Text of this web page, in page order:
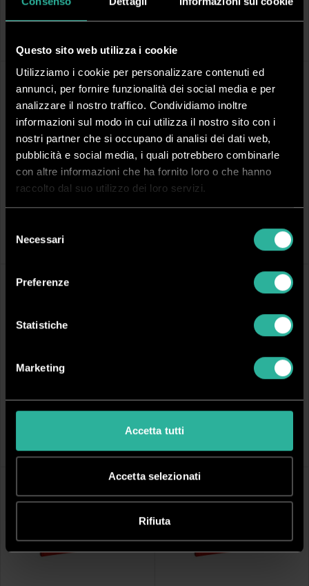
Questo sito web utilizza i cookie
Utilizziamo i cookie per personalizzare contenuti ed
annunci, per fornire funzionalità dei social media e per
analizzare il nostro traffico. Condividiamo inoltre
informazioni sul modo in cui utilizza il nostro sito con i
nostri partner che si occupano di analisi dei dati web,
pubblicità e social media, i quali potrebbero combinarle
con altre informazioni che ha fornito loro o che hanno
raccolto dal suo utilizzo dei loro servizi.
delNecessari
Preferenze
Statistiche
Marketing
Accetta tutti
Accetta selezionati
Rifiuta
Tesi similpelle I Conf. 15 PZ
Tesi similpelle I Conf. 15 PZ
CCT106N
Tesi similpelle I Conf. 15 PZ
Colore: Rosso
CCT146N
Tesi similpelle I Conf. 15 PZ
130
Tesi similpelle I Conf. 15 PZ
Colore: Rosso
Tesi similpelle I Conf. 15 PZ
Fogli rilegabili (80 g/m²):
Colore: Rosso